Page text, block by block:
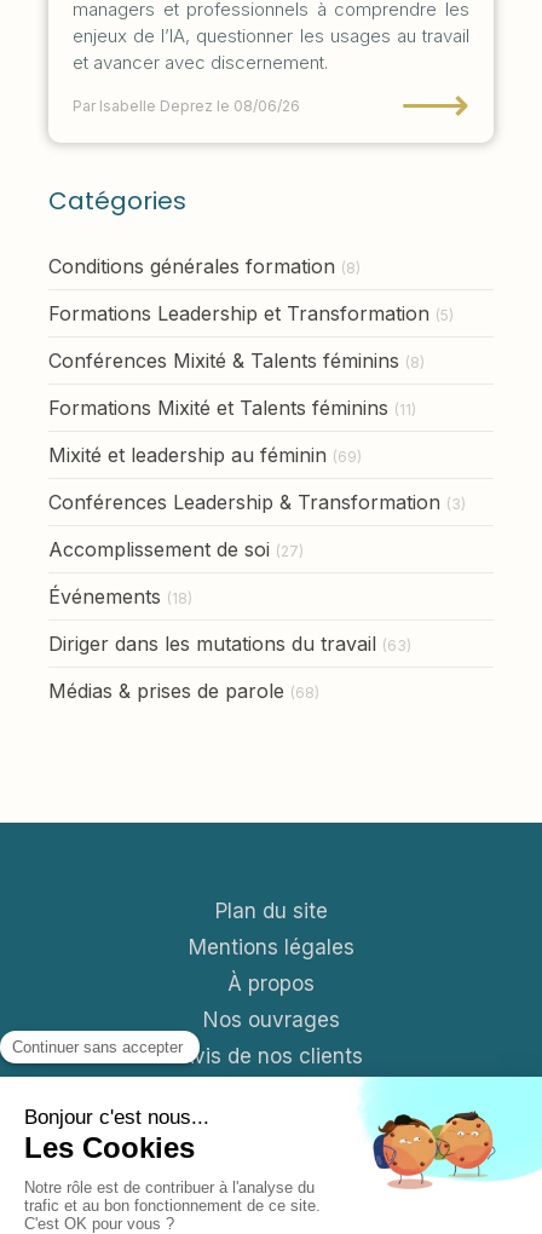
managers et professionnels à comprendre les
enjeux de l’IA, questionner les usages au travail
et avancer avec discernement.
Par Isabelle Deprez le 08/06/26 ⟶
Catégories
Conditions générales formation (8)
Formations Leadership et Transformation (5)
Conférences Mixité & Talents féminins (8)
Formations Mixité et Talents féminins (11)
Mixité et leadership au féminin (69)
Conférences Leadership & Transformation (3)
Accomplissement de soi (27)
Événements (18)
Diriger dans les mutations du travail (63)
Médias & prises de parole (68)
Plan du site
Mentions légales
À propos
Nos ouvrages
Avis de nos clients
S'abonner aux News mensuelles